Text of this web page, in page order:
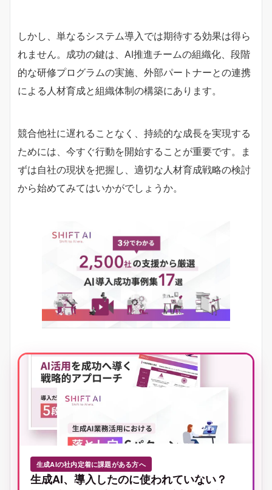
しかし、単なるシステム導入では期待する効果は得ら
れません。成功の鍵は、AI推進チームの組織化、段階
的な研修プログラムの実施、外部パートナーとの連携
による人材育成と組織体制の構築にあります。
競合他社に遅れることなく、持続的な成長を実現する
ためには、今すぐ行動を開始することが重要です。ま
ずは自社の現状を把握し、適切な人材育成戦略の検討
から始めてみてはいかがでしょうか。
生成AIの社内定着に課題がある方へ
生成AI、導入したのに使われていない？